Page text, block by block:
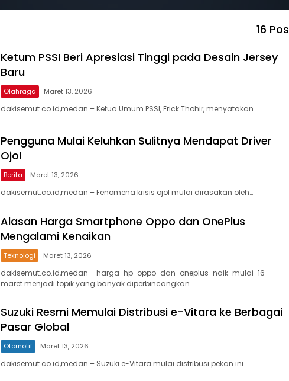
16 Pos
Ketum PSSI Beri Apresiasi Tinggi pada Desain Jersey
Baru
Olahraga Maret 13, 2026
dakisemut.co.id,medan – Ketua Umum PSSI, Erick Thohir, menyatakan…
Pengguna Mulai Keluhkan Sulitnya Mendapat Driver
Ojol
Berita Maret 13, 2026
dakisemut.co.id,medan – Fenomena krisis ojol mulai dirasakan oleh…
Alasan Harga Smartphone Oppo dan OnePlus
Mengalami Kenaikan
Teknologi Maret 13, 2026
dakisemut.co.id,medan – harga-hp-oppo-dan-oneplus-naik-mulai-16-
maret menjadi topik yang banyak diperbincangkan…
Suzuki Resmi Memulai Distribusi e-Vitara ke Berbagai
Pasar Global
Otomotif Maret 13, 2026
dakisemut.co.id,medan – Suzuki e-Vitara mulai distribusi pekan ini…